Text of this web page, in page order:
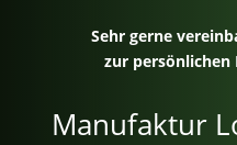
Sehr gerne
zur
Manufaktur